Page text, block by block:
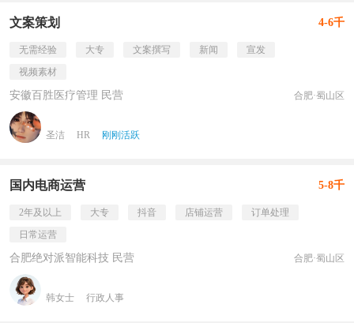
文案策划 4-6千
无需经验 大专 文案撰写 新闻
宣发
视频素材
安徽百胜医疗管理 民营 合肥·蜀山区
圣洁 HR 刚刚活跃
国内电商运营 5-8千
2年及以上 大专 抖音 店铺运营
订单处理
日常运营
合肥绝对派智能科技 民营 合肥·蜀山区
韩女士 行政人事